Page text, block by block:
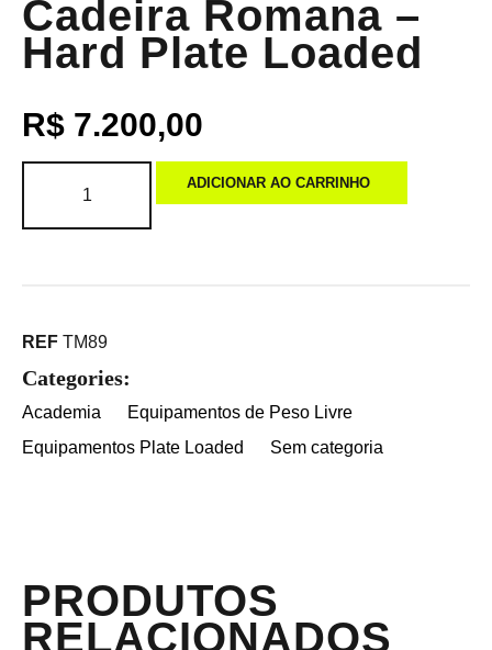
Cadeira Romana –
Hard Plate Loaded
R$ 7.200,00
ADICIONAR AO CARRINHO
REF TM89
Categories:
Academia
Equipamentos de Peso Livre
Equipamentos Plate Loaded
Sem categoria
PRODUTOS
RELACIONADOS